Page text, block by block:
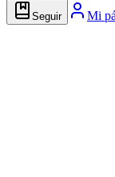
Seguir Mi